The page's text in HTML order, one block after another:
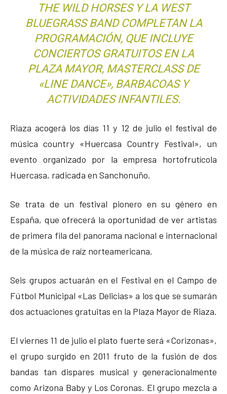
THE WILD HORSES Y LA WEST
BLUEGRASS BAND COMPLETAN LA
PROGRAMACIÓN, QUE INCLUYE
CONCIERTOS GRATUITOS EN LA
PLAZA MAYOR, MASTERCLASS DE
«LINE DANCE», BARBACOAS Y
ACTIVIDADES INFANTILES.
Riaza acogerá los días 11 y 12 de julio el festival de
música country «Huercasa Country Festival», un
evento organizado por la empresa hortofrutícola
Huercasa, radicada en Sanchonuño.
Se trata de un festival pionero en su género en
España, que ofrecerá la oportunidad de ver artistas
de primera fila del panorama nacional e internacional
de la música de raíz norteamericana.
Seis grupos actuarán en el Festival en el Campo de
Fútbol Municipal «Las Delicias» a los que se sumarán
dos actuaciones gratuitas en la Plaza Mayor de Riaza.
El viernes 11 de julio el plato fuerte será «Corizonas»,
el grupo surgido en 2011 fruto de la fusión de dos
bandas tan dispares musical y generacionalmente
como Arizona Baby y Los Coronas. El grupo mezcla a